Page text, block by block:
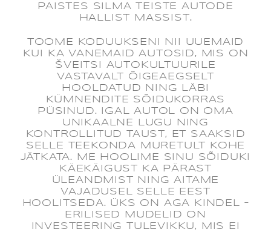
PAISTES SILMA TEISTE AUTODE
HALLIST MASSIST.
TOOME KODUUKSENI NII UUEMAID
KUI KA VANEMAID AUTOSID, MIS ON
ŠVEITSI AUTOKULTUURILE
VASTAVALT ÕIGEAEGSELT
HOOLDATUD NING LÄBI
KÜMNENDITE SÕIDUKORRAS
PÜSINUD. IGAL AUTOL ON OMA
UNIKAALNE LUGU NING
KONTROLLITUD TAUST, ET SAAKSID
SELLE TEEKONDA MURETULT KOHE
JÄTKATA. ME HOOLIME SINU SÕIDUKI
KÄEKÄIGUST KA PÄRAST
ÜLEANDMIST NING AITAME
VAJADUSEL SELLE EEST
HOOLITSEDA. ÜKS ON AGA KINDEL –
ERILISED MUDELID ON
INVESTEERING TULEVIKKU, MIS EI